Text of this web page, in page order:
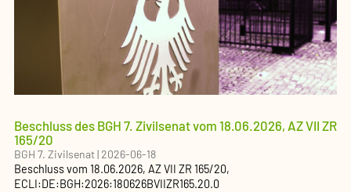
Beschluss des BGH 7. Zivilsenat vom 18.06.2026, AZ VII ZR
165/20
BGH 7. Zivilsenat|2026-06-18
Beschlussvom 18.06.2026, AZVII ZR 165/20,
ECLI:DE:BGH:2026:180626BVIIZR165.20.0